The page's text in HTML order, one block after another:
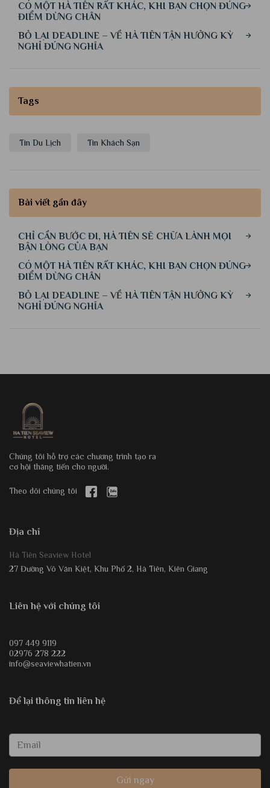
CÓ MỘT HÀ TIÊN RẤT KHÁC, KHI BẠN CHỌN ĐÚNG
ĐIỂM DỪNG CHÂN
BỎ LẠI DEADLINE – VỀ HÀ TIÊN TẬN HƯỞNG KỲ
NGHỈ ĐÚNG NGHĨA
Tags
Tin Du Lịch Tin Khách Sạn
Bài viết gần đây
CHỈ CẦN BƯỚC ĐI, HÀ TIÊN SẼ CHỮA LÀNH MỌI
BẬN LÒNG CỦA BẠN
CÓ MỘT HÀ TIÊN RẤT KHÁC, KHI BẠN CHỌN ĐÚNG
ĐIỂM DỪNG CHÂN
BỎ LẠI DEADLINE – VỀ HÀ TIÊN TẬN HƯỞNG KỲ
NGHỈ ĐÚNG NGHĨA
Chúng tôi hỗ trợ các chương trình tạo ra
cơ hội thăng tiến cho người.
Theo dõi chúng tôi
Địa chỉ
Hà Tiên Seaview Hotel
27 Đường Võ Văn Kiệt, Khu Phố 2, Hà Tiên, Kiên Giang
Liên hệ với chúng tôi
097 449 9119
02976 278 222
info@seaviewhatien.vn
Để lại thông tin liên hệ
Gửi ngay